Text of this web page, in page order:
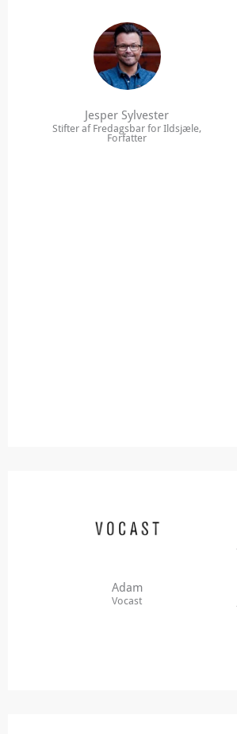
Jesper Sylvester
Stifter af Fredagsbar for Ildsjæle,
Forfatter
Adam
Vocast